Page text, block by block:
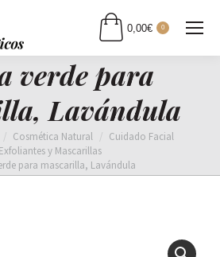
0,00€ 0
verde para
Lavándula
Cosmética Natural
Cuidado Facial
Exfoliantes y Mascarillas
para mascarilla, Lavándula